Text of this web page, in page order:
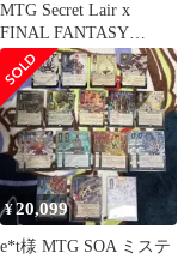
MTG Secret Lair x
FINAL FANTASY
Grimoire
¥20,099
e*t様 MTG SOA ミステ